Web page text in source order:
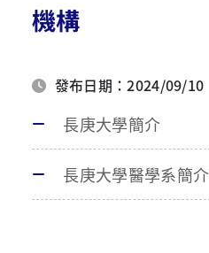
機構
發布日期：2024/09/10
長庚大學簡介
長庚大學醫學系簡介